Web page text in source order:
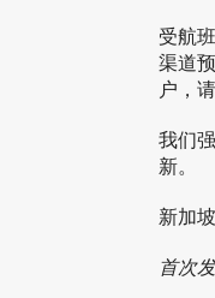
受航
渠道
户，
我们
新。
新加
首次